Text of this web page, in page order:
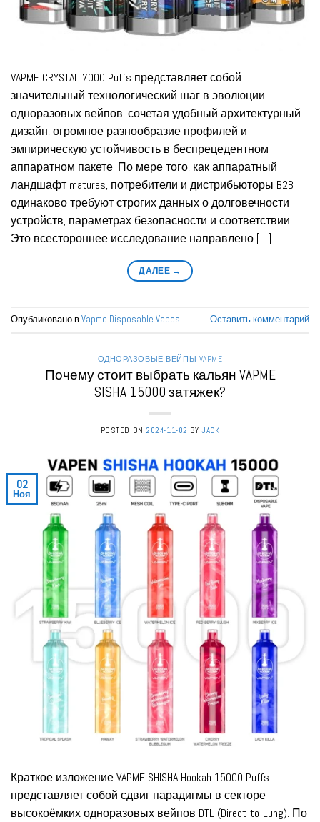
VAPME CRYSTAL 7000 Puffs представляет собой
значительный технологический шаг в эволюции
одноразовых вейпов, сочетая удобный архитектурный
дизайн, огромное разнообразие профилей и
эмпирическую устойчивость в беспрецедентном
аппаратном пакете. По мере того, как аппаратный
ландшафт matures, потребители и дистрибьюторы B2B
одинаково требуют строгих данных о долговечности
устройств, параметрах безопасности и соответствии.
Это всестороннее исследование направлено […]
ДАЛЕЕ →
Опубликовано вVapme Disposable Vapes Оставить комментарий
ОДНОРАЗОВЫЕ ВЕЙПЫ VAPME
Почему стоит выбрать кальян VAPME
SISHA 15000 затяжек?
POSTED ON2024-11-02 BYJACK
02
Ноя
Краткое изложение VAPME SHISHA Hookah 15000 Puffs
представляет собой сдвиг парадигмы в секторе
высокоёмких одноразовых вейпов DTL (Direct-to-Lung). По